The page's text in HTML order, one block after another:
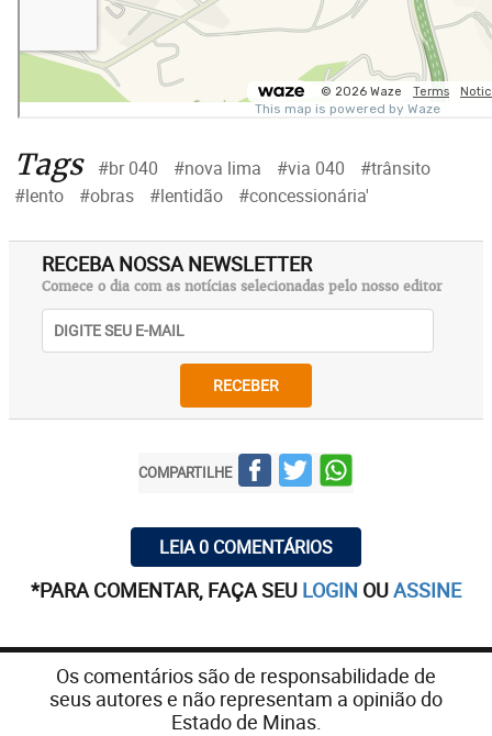
Tags #br 040 #nova lima #via 040
#trânsito
#lento
#obras #lentidão #concessionária'
RECEBA NOSSA NEWSLETTER
Comece o dia com as notícias selecionadas pelo nosso editor
RECEBER
COMPARTILHE
LEIA 0 COMENTÁRIOS
*PARA COMENTAR, FAÇA SEU LOGIN OUASSINE
Os comentários são de responsabilidade de
seus autores e não representam a opinião do
Estado de Minas.